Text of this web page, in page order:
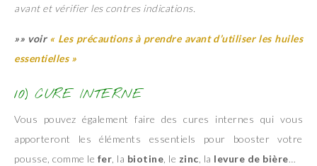
avant et vérifier les contres indications.
»» voir « Les précautions à prendre avant d’utiliser les huiles
essentielles »
10) CURE INTERNE
Vous pouvez également faire des cures internes qui vous
apporteront les éléments essentiels pour booster votre
pousse, comme le fer , la biotine , le zinc , la levure de bière…